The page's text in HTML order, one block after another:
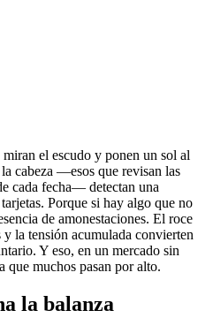
el escudo y ponen un sol al
cabeza —esos que revisan las
cada fecha— detectan una
Porque si hay algo que no
de amonestaciones. El roce
la tensión acumulada convierten
Y eso, en un mercado sin
que muchos pasan por alto.
la balanza